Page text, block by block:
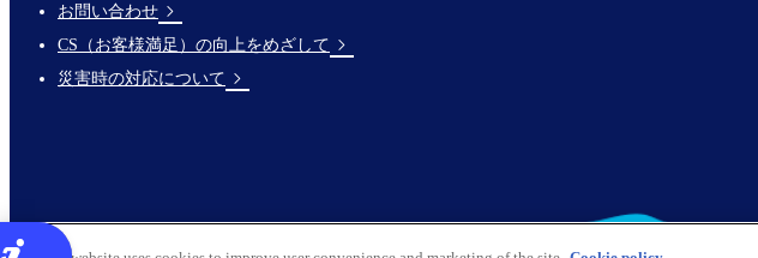
お問い合わせ
CS（お客様満足）の向上をめざして
災害時の対応について